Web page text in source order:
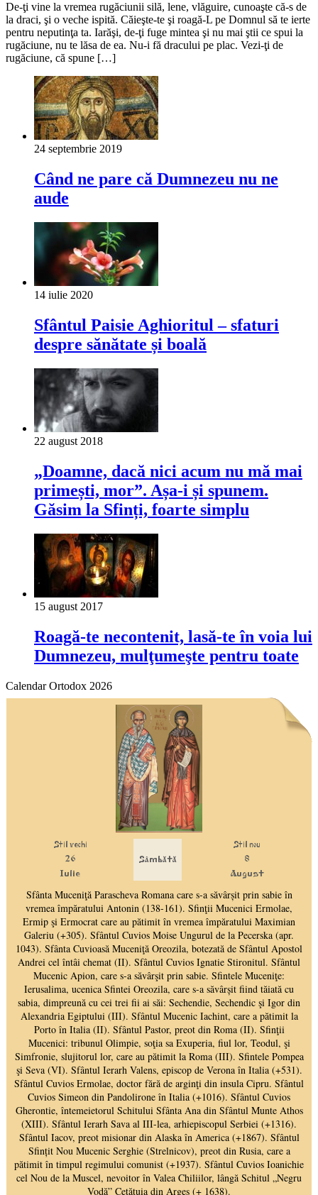
De-ţi vine la vremea rugăciunii silă, lene, vlăguire, cunoaşte că-s de
la draci, şi o veche ispită. Căieşte-te şi roagă-L pe Domnul să te ierte
pentru neputinţa ta. Iarăşi, de-ţi fuge mintea şi nu mai ştii ce spui la
rugăciune, nu te lăsa de ea. Nu-i fă dracului pe plac. Vezi-ţi de
rugăciune, că spune […]
24 septembrie 2019
Când ne pare că Dumnezeu nu ne
aude
14 iulie 2020
Sfântul Paisie Aghioritul – sfaturi
despre sănătate și boală
22 august 2018
„Doamne, dacă nici acum nu mă mai
primești, mor”. Așa-i și spunem.
Găsim la Sfinți, foarte simplu
15 august 2017
Roagă-te necontenit, lasă-te în voia lui
Dumnezeu, mulţumeşte pentru toate
Calendar Ortodox 2026